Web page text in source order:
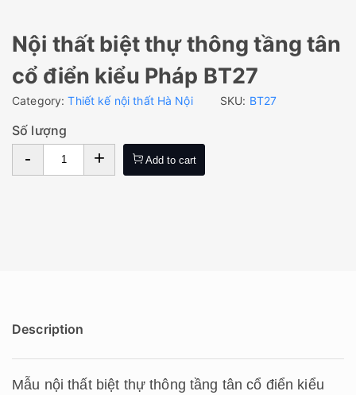
Nội thất biệt thự thông tầng tân
cổ điển kiểu Pháp BT27
Category:Thiết kế nội thất Hà Nội SKU: BT27
Số lượng
- + Add to cart
Description
Mẫu nội thất biệt thự thông tầng tân cổ điển kiểu